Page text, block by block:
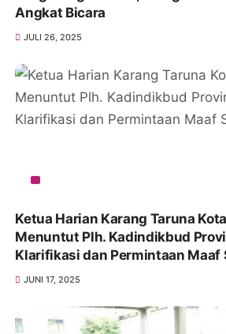
Angkat Bicara
JULI 26, 2025
Ketua Harian Karang Taruna
Menuntut Plh. Kadindikbud
Klarifikasi dan Permintaan Maaf
JUNI 17, 2025